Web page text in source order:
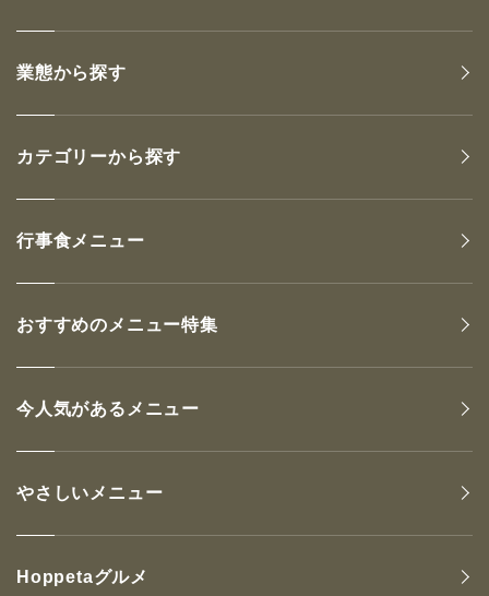
業態から探す
カテゴリーから探す
行事食メニュー
おすすめのメニュー特集
今人気があるメニュー
やさしいメニュー
Hoppetaグルメ